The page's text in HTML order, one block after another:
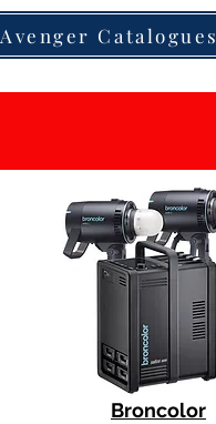
Avenger Catalogues
Broncolor